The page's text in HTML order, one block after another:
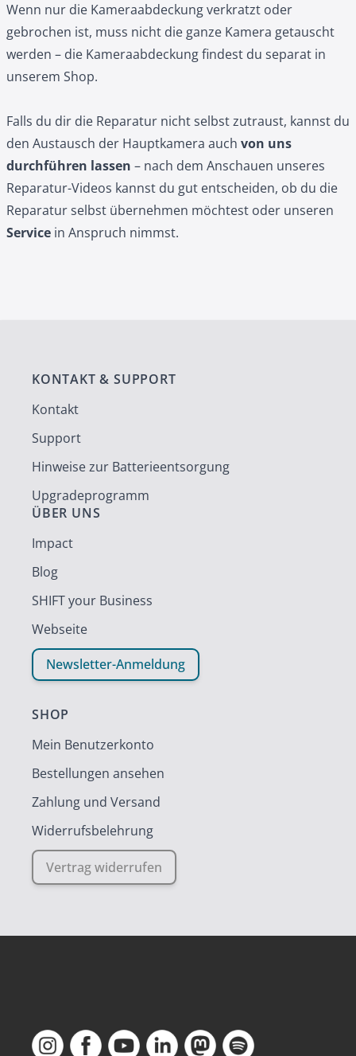
Wenn nur die Kameraabdeckung verkratzt oder
gebrochen ist, muss nicht die ganze Kamera getauscht
werden – die Kameraabdeckungfindest du separat in
unserem Shop.
Falls du dir die Reparatur nicht selbst zutraust, kannst du
den Austausch der Hauptkamera auch von uns
durchführen lassen – nach dem Anschauen unseres
Reparatur-Videos kannst du gut entscheiden, ob du die
Reparatur selbst übernehmen möchtest oder unseren
Service in Anspruch nimmst.
KONTAKT & SUPPORT
Kontakt
Support
Hinweise zur Batterieentsorgung
Upgradeprogramm
ÜBER UNS
Impact
Blog
SHIFT your Business
Webseite
Newsletter-Anmeldung
SHOP
Mein Benutzerkonto
Bestellungen ansehen
Zahlung und Versand
Widerrufsbelehrung
Vertrag widerrufen